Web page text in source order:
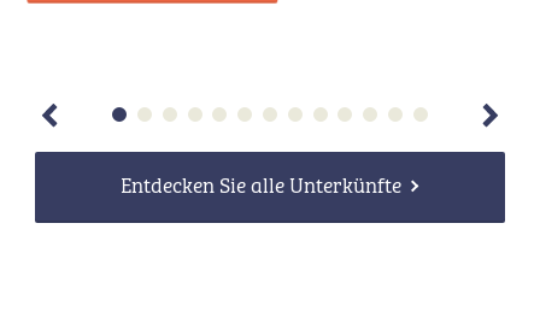
Entdecken Sie alle Unterkünfte